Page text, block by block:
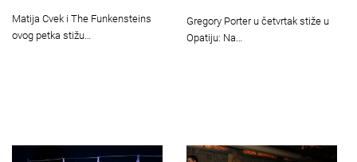
Matija Cvek i The Funkensteins
ovog petka stižu…
Gregory Porter u četvrtak stiže u
Opatiju: Na…